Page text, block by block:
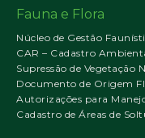
Fauna e Flora
Núcleo de Gestão
CAR – Cadastro
Supressão de Vegetação
Documento de Origem
Autorizações para
Cadastro de Áreas de